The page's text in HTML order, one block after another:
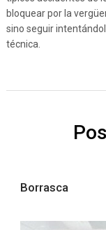
bloquear por la
sino seguir
técnica.
Borrasca